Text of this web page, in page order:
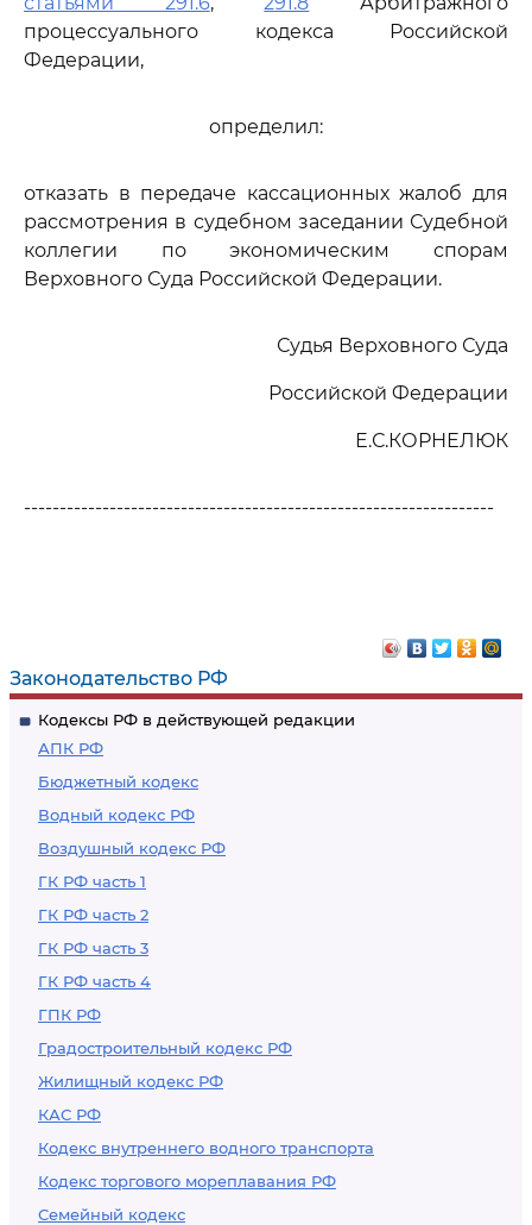
Законодательство РФ
Кодексы РФ в действующей редакции
АПК РФ
Бюджетный кодекс
Водный кодекс РФ
Воздушный кодекс РФ
ГК РФ часть 1
ГК РФ часть 2
ГК РФ часть 3
ГК РФ часть 4
ГПК РФ
Градостроительный кодекс РФ
Жилищный кодекс РФ
КАС РФ
Кодекс внутреннего водного транспорта
Кодекс торгового мореплавания РФ
Семейный кодекс
процессуального кодекса Российской
Федерации,
определил:
отказать в передаче кассационных жалоб для
рассмотрения в судебном заседании Судебной
коллегии по экономическим спорам
Верховного Суда Российской Федерации.
Судья Верховного Суда
Российской Федерации
Е.С.КОРНЕЛЮК
------------------------------------------------------------------